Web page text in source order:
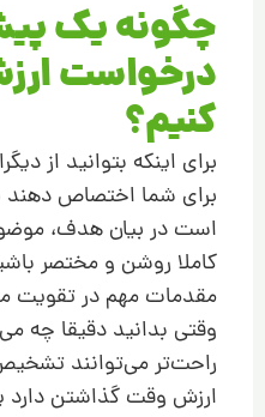
چگونه یک
درخواست
کنیم؟
برای اینکه بتوانید از
برای شما اختصاص دهند
است در بیان هدف،
کاملا روشن و مختصر
مقدمات مهم در تقویت
وقتی بدانید دقیقا چه
راحت‌تر می‌توانند
ارزش وقت گذاشتن دارد